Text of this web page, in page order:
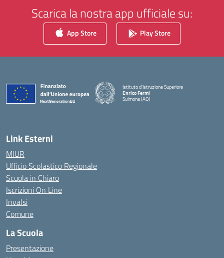
Scarica la nostra app ufficiale su:
App Store Play Store
Istituto d'Istruzione Superiore
Enrico Fermi
Sulmona (AQ)
— Visita la pagina iniziale della scuola
Link Esterni
MIUR
Ufficio Scolastico Regionale
Scuola in Chiaro
Iscrizioni On Line
Invalsi
Comune
La Scuola
Presentazione